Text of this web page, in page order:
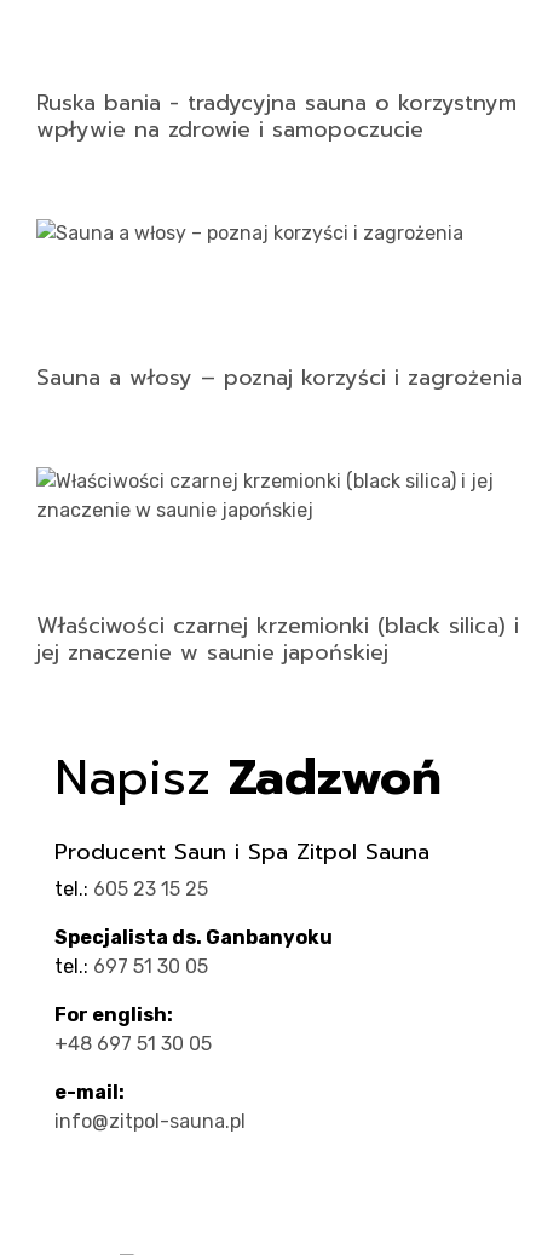
Ruska bania - tradycyjna sauna o korzystnym
wpływie na zdrowie i samopoczucie
Sauna a włosy – poznaj korzyści i zagrożenia
Właściwości czarnej krzemionki (black silica) i
jej znaczenie w saunie japońskiej
Napisz Zadzwoń
Producent Saun i Spa Zitpol Sauna
tel.: 605 23 15 25
Specjalista ds. Ganbanyoku
tel.: 697 51 30 05
For english:
+48 697 51 30 05
e-mail:
info@zitpol-sauna.pl